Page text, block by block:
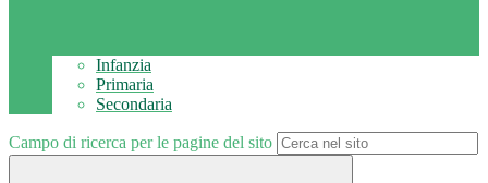
Infanzia
Primaria
Secondaria
Campo di ricerca per le pagine del sito